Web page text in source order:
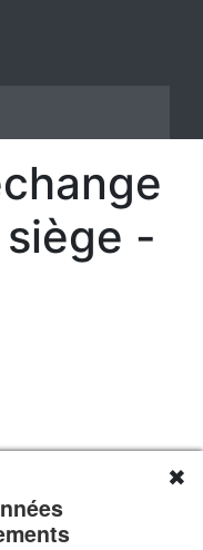
-
forme du corps !
✖